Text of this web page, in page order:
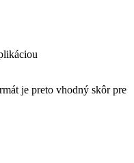
je preto vhodný skôr pre